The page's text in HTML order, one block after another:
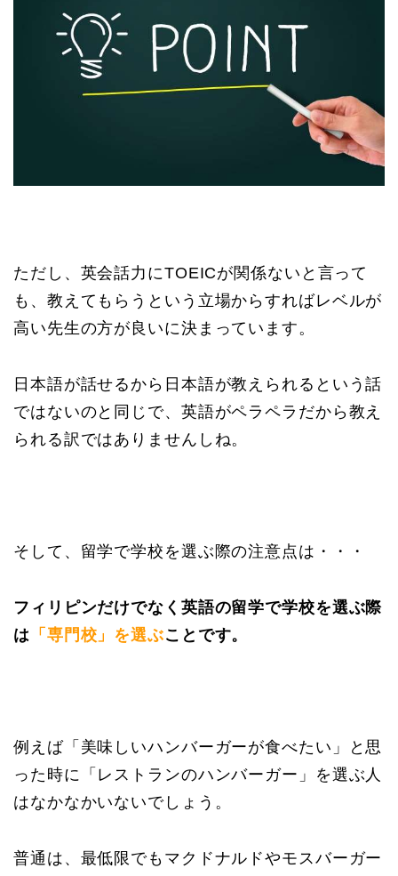
ただし、英会話力にTOEICが関係ないと言って
も、教えてもらうという立場からすればレベルが
高い先生の方が良いに決まっています。
日本語が話せるから日本語が教えられるという話
ではないのと同じで、英語がペラペラだから教え
られる訳ではありませんしね。
そして、留学で学校を選ぶ際の注意点は・・・
フィリピンだけでなく英語の留学で学校を選ぶ際
は 「専門校」を選ぶこと です。
例えば「美味しいハンバーガーが食べたい」と思
った時に「レストランのハンバーガー」を選ぶ人
はなかなかいないでしょう。
普通は、最低限でもマクドナルドやモスバーガー